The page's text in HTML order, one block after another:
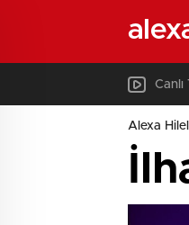
Canlı
Alexa